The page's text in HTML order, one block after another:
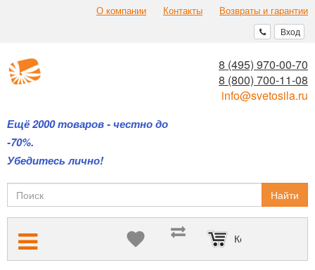
О компании Контакты Возвраты и гарантии
Вход
Ещё 2000 товаров - честно до
-70%.
Убедитесь лично!
8 (495) 970-00-70
8 (800) 700-11-08
info@svetosila.ru
Найти
Корзина пуста